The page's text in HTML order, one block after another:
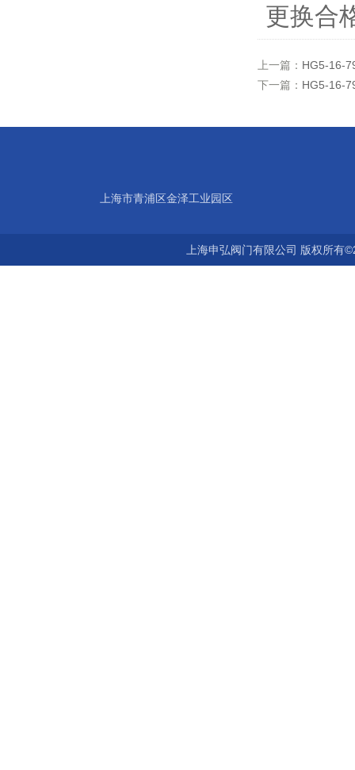
更换合
上一篇： HG5-16-
下一篇： HG5-16-
上海市青浦区金泽工业园区
上海申弘阀门有限公司 版权所有